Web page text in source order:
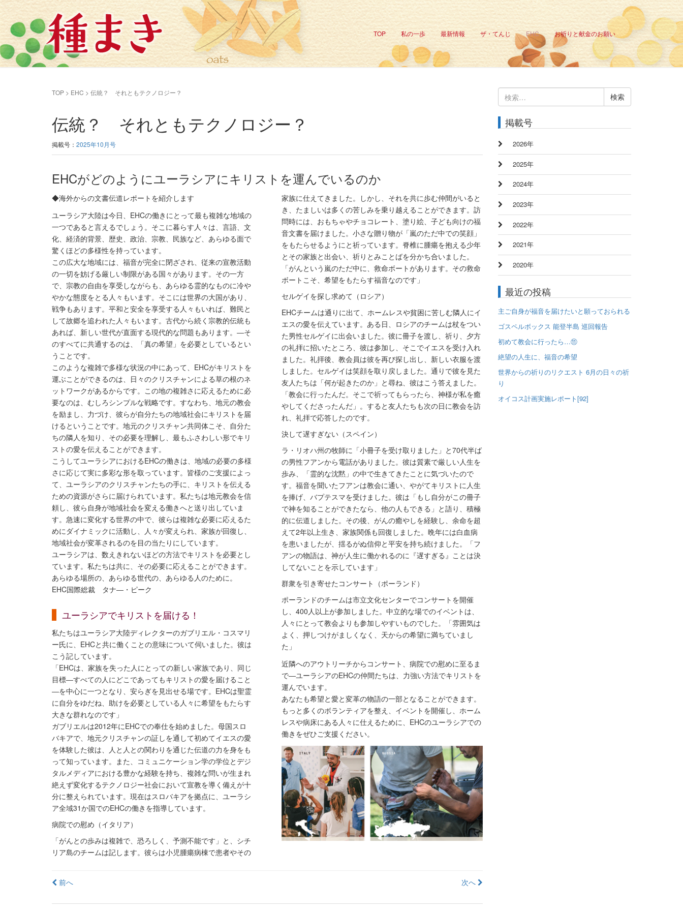
TOP 私の一歩 最新情報 ザ・てんじ EHC お祈りと献金のお願い
TOP > EHC > 伝統？ それともテクノロジー？
伝統？ それともテクノロジー？
掲載号： 2025年10月号
EHCがどのようにユーラシアにキリストを運んでいるのか
◆海外からの文書伝道レポートを紹介します
ユーラシア大陸は今日、EHCの働きにとって最も複雑な地域の
一つであると言えるでしょう。そこに暮らす人々は、言語、文
化、経済的背景、歴史、政治、宗教、民族など、あらゆる面で
驚くほどの多様性を持っています。
この広大な地域には、福音が完全に閉ざされ、従来の宣教活動
の一切を妨げる厳しい制限がある国々があります。その一方
で、宗教の自由を享受しながらも、あらゆる霊的なものに冷や
やかな態度をとる人々もいます。そこには世界の大国があり、
戦争もあります。平和と安全を享受する人々もいれば、難民と
して故郷を追われた人々もいます。古代から続く宗教的伝統も
あれば、新しい世代が直面する現代的な問題もあります。―そ
のすべてに共通するのは、「真の希望」を必要としているとい
うことです。
このような複雑で多様な状況の中にあって、EHCがキリストを
運ぶことができるのは、日々のクリスチャンによる草の根のネ
ットワークがあるからです。この地の複雑さに応えるために必
要なのは、むしろシンプルな戦略です。すなわち、地元の教会
を励まし、力づけ、彼らが自分たちの地域社会にキリストを届
けるということです。地元のクリスチャン共同体こそ、自分た
ちの隣人を知り、その必要を理解し、最もふさわしい形でキリ
ストの愛を伝えることができます。
こうしてユーラシアにおけるEHCの働きは、地域の必要の多様
さに応じて実に多彩な形を取っています。皆様のご支援によっ
て、ユーラシアのクリスチャンたちの手に、キリストを伝える
ための資源がさらに届けられています。私たちは地元教会を信
頼し、彼ら自身が地域社会を変える働きへと送り出していま
す。急速に変化する世界の中で、彼らは複雑な必要に応えるた
めにダイナミックに活動し、人々が変えられ、家族が回復し、
地域社会が変革されるのを目の当たりにしています。
ユーラシアは、数えきれないほどの方法でキリストを必要とし
ています。私たちは共に、その必要に応えることができます。
あらゆる場所の、あらゆる世代の、あらゆる人のために。
EHC国際総裁 タナ―・ピーク
ユーラシアでキリストを届ける！
私たちはユーラシア大陸ディレクターのガブリエル・コスマリ
ー氏に、EHCと共に働くことの意味について伺いました。彼は
こう記しています。
「EHCは、家族を失った人にとっての新しい家族であり、同じ
目標―すべての人にどこであってもキリストの愛を届けること
―を中心に一つとなり、安らぎを見出せる場です。EHCは聖霊
に自分をゆだね、助けを必要としている人々に希望をもたらす
大きな群れなのです」
ガブリエルは2012年にEHCでの奉仕を始めました。母国スロ
バキアで、地元クリスチャンの証しを通して初めてイエスの愛
を体験した彼は、人と人との関わりを通じた伝道の力を身をも
って知っています。また、コミュニケーション学の学位とデジ
タルメディアにおける豊かな経験を持ち、複雑な問いが生まれ
絶えず変化するテクノロジー社会において宣教を導く備えが十
分に整えられています。現在はスロバキアを拠点に、ユーラシ
ア全域31か国でのEHCの働きを指導しています。
病院での慰め（イタリア）
「がんとの歩みは複雑で、恐ろしく、予測不能です」と、シチ
リア島のチームは記します。彼らは小児腫瘍病棟で患者やその
家族に仕えてきました。しかし、それを共に歩む仲間がいると
き、たましいは多くの苦しみを乗り越えることができます。訪
問時には、おもちゃやチョコレート、塗り絵、子ども向けの福
音文書を届けました。小さな贈り物が「嵐のただ中での笑顔」
をもたらせるようにと祈っています。脊椎に腫瘍を抱える少年
とその家族と出会い、祈りとみことばを分かち合いました。
「がんという嵐のただ中に、救命ボートがあります。その救命
ボートこそ、希望をもたらす福音なのです」
セルゲイを探し求めて（ロシア）
EHCチームは通りに出て、ホームレスや貧困に苦しむ隣人にイ
エスの愛を伝えています。ある日、ロシアのチームは杖をつい
た男性セルゲイに出会いました。彼に冊子を渡し、祈り、夕方
の礼拝に招いたところ、彼は参加し、そこでイエスを受け入れ
ました。礼拝後、教会員は彼を再び探し出し、新しい衣服を渡
しました。セルゲイは笑顔を取り戻しました。通りで彼を見た
友人たちは「何が起きたのか」と尋ね、彼はこう答えました。
「教会に行ったんだ。そこで祈ってもらったら、神様が私を癒
やしてくださったんだ」。すると友人たちも次の日に教会を訪
れ、礼拝で応答したのです。
決して遅すぎない（スペイン）
ラ・リオハ州の牧師に「小冊子を受け取りました」と70代半ば
の男性フアンから電話がありました。彼は質素で厳しい人生を
歩み、「霊的な沈黙」の中で生きてきたことに気づいたので
す。福音を聞いたフアンは教会に通い、やがてキリストに人生
を捧げ、バプテスマを受けました。彼は「もし自分がこの冊子
で神を知ることができたなら、他の人もできる」と語り、積極
的に伝道しました。その後、がんの癒やしを経験し、余命を超
えて2年以上生き、家族関係も回復しました。晩年には白血病
を患いましたが、揺るがぬ信仰と平安を持ち続けました。「フ
アンの物語は、神が人生に働かれるのに『遅すぎる』ことは決
してないことを示しています」
群衆を引き寄せたコンサート（ポーランド）
ポーランドのチームは市立文化センターでコンサートを開催
し、400人以上が参加しました。中立的な場でのイベントは、
人々にとって教会よりも参加しやすいものでした。「雰囲気は
よく、押しつけがましくなく、天からの希望に満ちていまし
た」
近隣へのアウトリーチからコンサート、病院での慰めに至るま
で―ユーラシアのEHCの仲間たちは、力強い方法でキリストを
運んでいます。
あなたも希望と愛と変革の物語の一部となることができます。
もっと多くのボランティアを整え、イベントを開催し、ホーム
レスや病床にある人々に仕えるために、EHCのユーラシアでの
働きをぜひご支援ください。
投
次へ
前へ
検
索:
掲載号
2026年
2025年
2024年
2023年
2022年
2021年
2020年
最近の投稿
主ご自身が福音を届けたいと願っておられる
ゴスペルボックス 能登半島 巡回報告
初めて教会に行ったら…⑪
絶望の人生に、福音の希望
世界からの祈りのリクエスト 6月の日々の祈
り
オイコス計画実施レポート[92]